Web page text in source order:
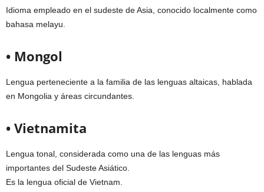
Idioma empleado en el sudeste de Asia, conocido localmente como
bahasa melayu.
• Mongol
Lengua perteneciente a la familia de las lenguas altaicas, hablada
en Mongolia y áreas circundantes.
• Vietnamita
Lengua tonal, considerada como una de las lenguas más
importantes del Sudeste Asiático.
Es la lengua oficial de Vietnam.